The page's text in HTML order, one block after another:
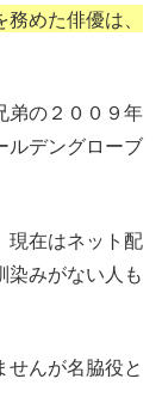
めた俳優は、
弟の２００９年
ルデングローブ
現在はネット配
染みがない人も
んが名脇役と